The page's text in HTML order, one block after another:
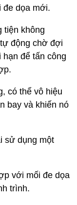
đe dọa mới.
tiện không
động chờ đợi
để tấn công
có thể vô hiệu
bay và khiến nó
sử dụng một
với mối đe dọa
trình.